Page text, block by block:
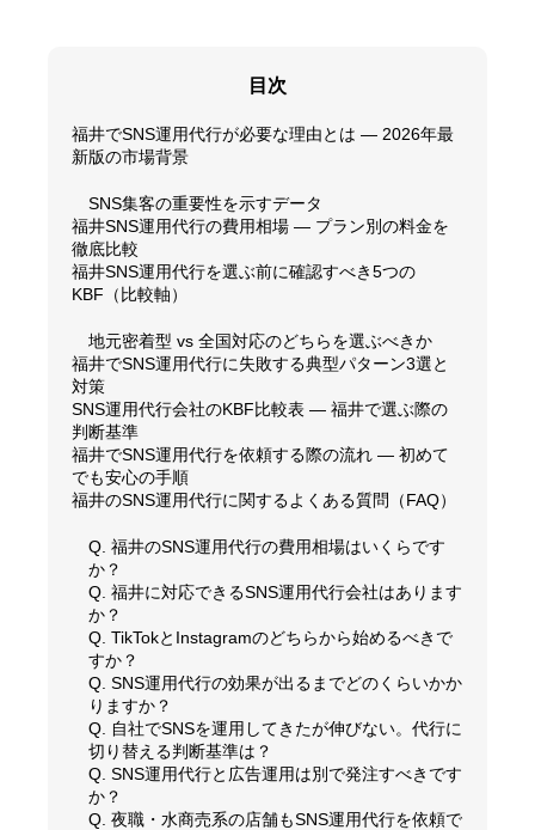
目次
福井でSNS運用代行が必要な理由とは — 2026年最
新版の市場背景
SNS集客の重要性を示すデータ
福井SNS運用代行の費用相場 — プラン別の料金を
徹底比較
福井SNS運用代行を選ぶ前に確認すべき5つの
KBF（比較軸）
地元密着型 vs 全国対応のどちらを選ぶべきか
福井でSNS運用代行に失敗する典型パターン3選と
対策
SNS運用代行会社のKBF比較表 — 福井で選ぶ際の
判断基準
福井でSNS運用代行を依頼する際の流れ — 初めて
でも安心の手順
福井のSNS運用代行に関するよくある質問（FAQ）
Q. 福井のSNS運用代行の費用相場はいくらです
か？
Q. 福井に対応できるSNS運用代行会社はあります
か？
Q. TikTokとInstagramのどちらから始めるべきで
すか？
Q. SNS運用代行の効果が出るまでどのくらいかか
りますか？
Q. 自社でSNSを運用してきたが伸びない。代行に
切り替える判断基準は？
Q. SNS運用代行と広告運用は別で発注すべきです
か？
Q. 夜職・水商売系の店舗もSNS運用代行を依頼で